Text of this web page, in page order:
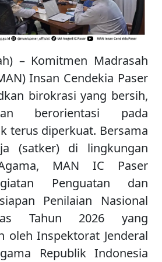
– Komitmen Madrasah
Insan Cendekia Paser
birokrasi yang bersih,
berorientasi pada
terus diperkuat. Bersama
(satker) di lingkungan
MAN IC Paser
Penguatan dan
Penilaian Nasional
Tahun 2026 yang
oleh Inspektorat Jenderal
Republik Indonesia